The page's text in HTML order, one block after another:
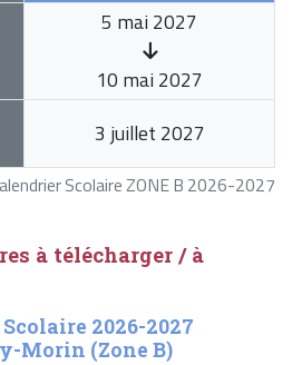
Scolaire ZONE B 2026-2027
5 mai 2027
10 mai 2027
3 juillet 2027
à télécharger / à
2026-2027
Morin (Zone B)